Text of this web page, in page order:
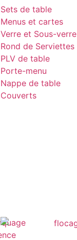
Sets de table
Menus et cartes
Verre et Sous-verre
Rond de Serviettes
PLV de table
Porte-menu
Nappe de table
Couverts